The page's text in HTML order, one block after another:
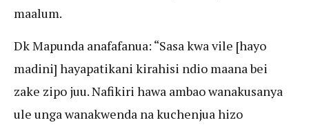
maalum.
Dk Mapunda anafafanua: “Sasa kwa vile [hayo
madini] hayapatikani kirahisi ndio maana bei
zake zipo juu. Nafikiri hawa ambao wanakusanya
ule unga wanakwenda na kuchenjua hizo